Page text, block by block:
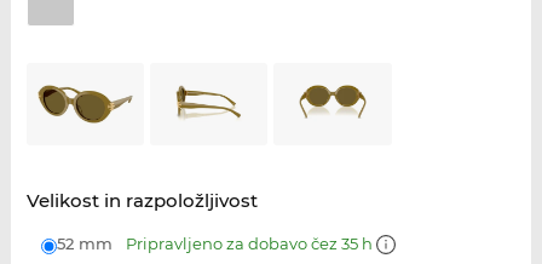
Velikost in razpoložljivost
52 mm Pripravljeno za dobavo čez 35 h